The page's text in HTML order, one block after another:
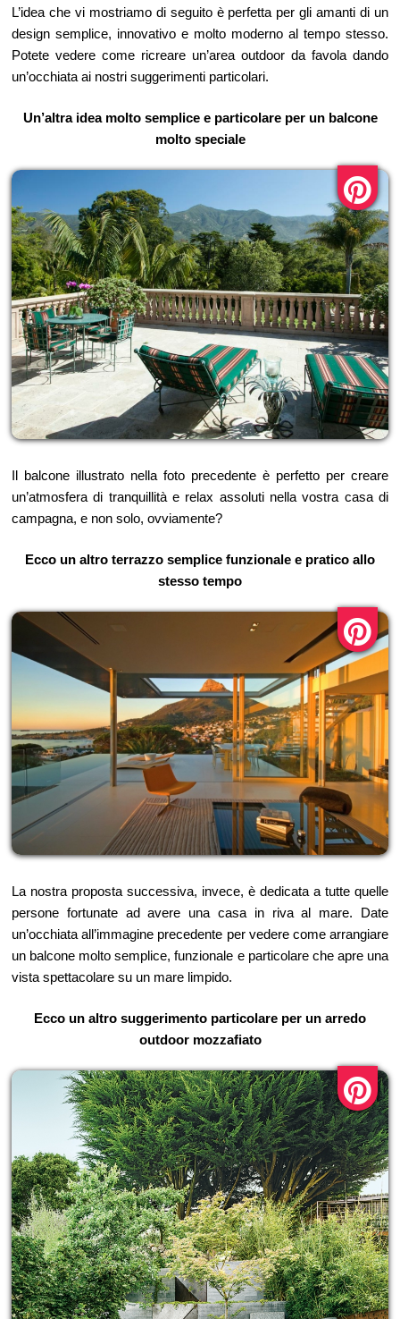
L’idea che vi mostriamo di seguito è perfetta per gli amanti di un
design semplice, innovativo e molto moderno al tempo stesso.
Potete vedere come ricreare un’area outdoor da favola dando
un’occhiata ai nostri suggerimenti particolari.
Un’altra idea molto semplice e particolare per un balcone
molto speciale
Il balcone illustrato nella foto precedente è perfetto per creare
un’atmosfera di tranquillità e relax assoluti nella vostra casa di
campagna, e non solo, ovviamente?
Ecco un altro terrazzo semplice funzionale e pratico allo
stesso tempo
La nostra proposta successiva, invece, è dedicata a tutte quelle
persone fortunate ad avere una casa in riva al mare. Date
un’occhiata all’immagine precedente per vedere come arrangiare
un balcone molto semplice, funzionale e particolare che apre una
vista spettacolare su un mare limpido.
Ecco un altro suggerimento particolare per un arredo
outdoor mozzafiato